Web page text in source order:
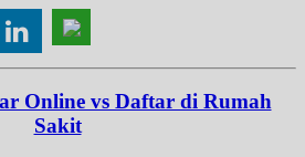
Online vs Daftar di Rumah
Sakit